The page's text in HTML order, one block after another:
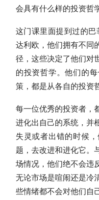
会具有什么样的投资哲
这门课里面提到过的巴
达利欧，他们拥有不同
径，这些决定了他们对
的投资哲学。他们的
策，都是从各自的投资
每一位优秀的投资者，
进化出自己的系统，并
失灵或者出错的时候
题，去改进和进化它。
场情况，他们绝不会违
无论市场是喧闹还是冷
些情绪都不会对他们自